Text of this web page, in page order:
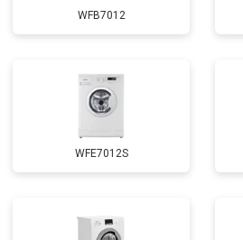
Замена сливного шланга
Замена УБЛ
Замена приводного ремня
WFB7012
WFE7012S